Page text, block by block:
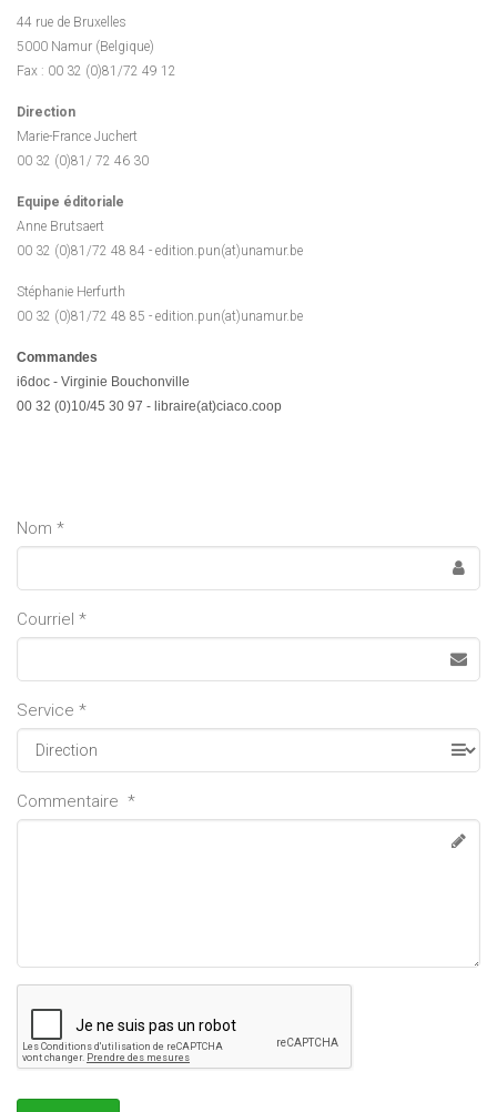
44 rue de Bruxelles
5000 Namur (Belgique)
Fax : 00 32 (0)81/72 49 12
Direction
Marie-France Juchert
00 32 (0)81/ 72 46 30
Equipe éditoriale
Anne Brutsaert
00 32 (0)81/72 48 84 - edition.pun(at)unamur.be
Stéphanie Herfurth
00 32 (0)81/72 48 85 - edition.pun(at)unamur.be
Commandes
i6doc - Virginie Bouchonville
00 32 (0)10/45 30 97 - libraire(at)ciaco.coop
Nom *
Courriel *
Service *
Commentaire *